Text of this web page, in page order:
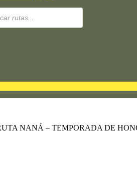
NANÁ – TEMPORADA DE